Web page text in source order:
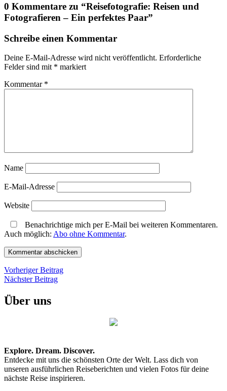
0 Kommentare zu “Reisefotografie: Reisen und
Fotografieren – Ein perfektes Paar”
Schreibe einen Kommentar
Deine E-Mail-Adresse wird nicht veröffentlicht. Erforderliche
Felder sind mit * markiert
Kommentar *
Name
E-Mail-Adresse
Website
Benachrichtige mich per E-Mail bei weiteren Kommentaren.
Auch möglich: Abo ohne Kommentar.
Beitragsnavigation
Vorheriger BeitragVorheriger
Nächster BeitragNächster
Über uns
Explore. Dream. Discover.
Entdecke mit uns die schönsten Orte der Welt. Lass dich von
unseren ausführlichen Reiseberichten und vielen Fotos für deine
nächste Reise inspirieren.